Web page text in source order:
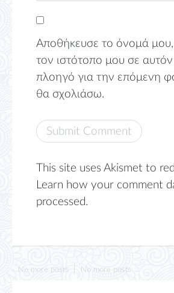
Αποθήκευσε το όνομά μου,
τον ιστότοπο μου σε
πλοηγό για την επόμενη
θα σχολιάσω.
This site uses Akismet to
Learn how your comment
processed.
No more posts No more posts